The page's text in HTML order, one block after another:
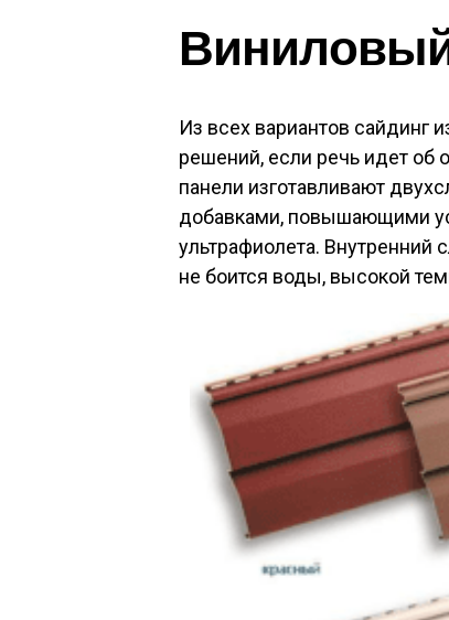
Из всех вариантов сайдинг
решений, если речь идет об
панели изготавливают
добавками, повышающими
ультрафиолета. Внутренний
не боится воды, высокой